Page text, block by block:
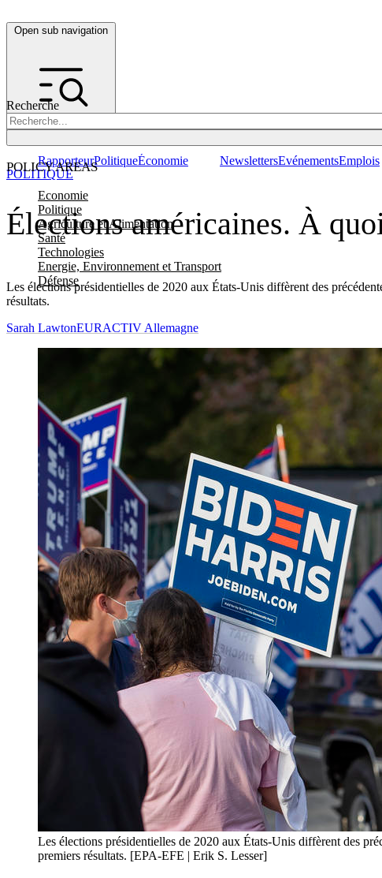
Open sub navigation
Recherche
POLICY AREAS
Economie
Politique
Agriculture et Alimentation
Santé
Technologies
Energie, Environnement et Transport
Défense
RapporteurPolitiqueÉconomie NewslettersEvénementsEmplois
Élections américaines. À
Les élections présidentielles de 2020 aux États-Unis diffèrent des
résultats.
POLITIQUE
Sarah LawtonEURACTIV Allemagne
Les élections présidentielles de 2020 aux États-Unis diffèrent des
premiers résultats. [EPA-EFE | Erik S. Lesser]